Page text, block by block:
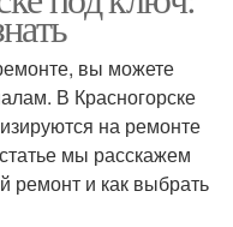
вы можете
В Красногорске
на ремонте
мы расскажем
ремонт и как выбрать